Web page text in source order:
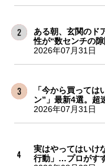
ある朝、玄関のド
性が“数センチの
2026年07月31日
「今から買っては
ン”」最新4選。超
2026年07月31日
実はやってはいけ
行動」…プロがす